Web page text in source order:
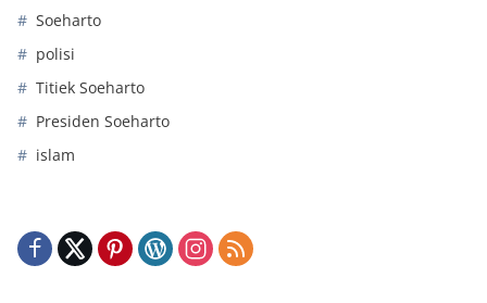
Soeharto
polisi
Titiek Soeharto
Presiden Soeharto
islam